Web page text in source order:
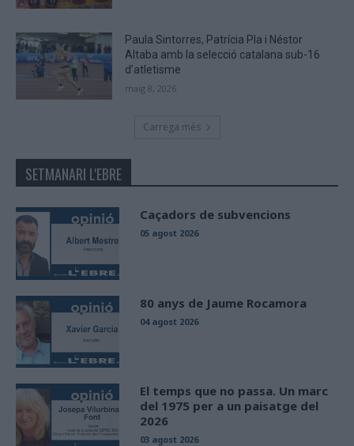
Paula Sintorres, Patrícia Pla i Néstor
Altaba amb la selecció catalana sub-16
d’atletisme
maig 8, 2026
Carrega més
SETMANARI L'EBRE
Caçadors de subvencions
05 agost 2026
80 anys de Jaume Rocamora
04 agost 2026
El temps que no passa. Un marc
del 1975 per a un paisatge del
2026
03 agost 2026